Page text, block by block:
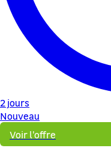
2 jours
Nouveau
Voir l'offre